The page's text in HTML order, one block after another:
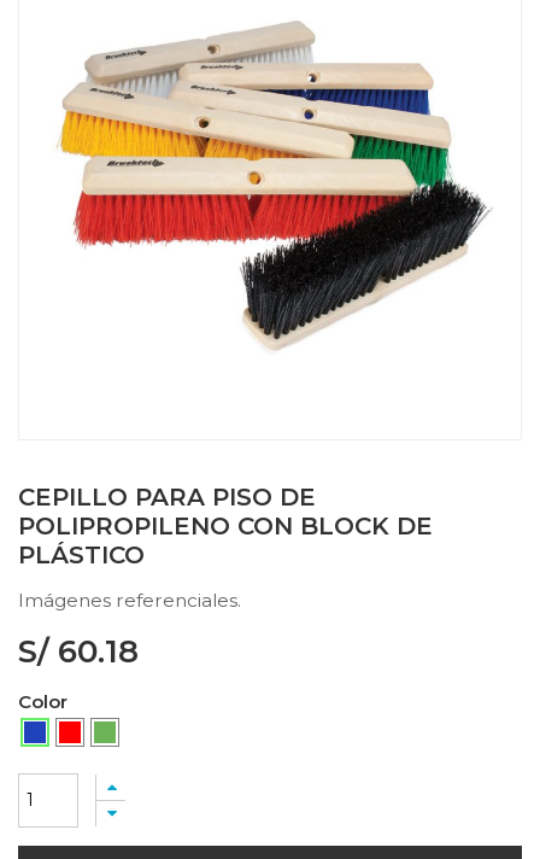
CEPILLO PARA PISO DE
POLIPROPILENO CON BLOCK DE
PLÁSTICO
Imágenes referenciales.
S/ 60.18
Color